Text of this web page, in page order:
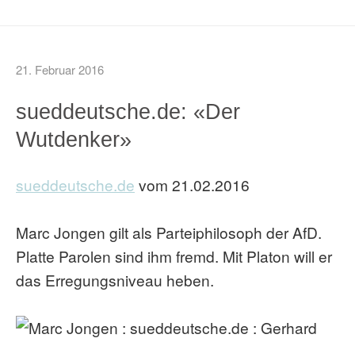
21. Februar 2016
sueddeutsche.de: «Der
Wutdenker»
sueddeutsche.de vom 21.02.2016
Marc Jongen gilt als Parteiphilosoph der AfD.
Platte Parolen sind ihm fremd. Mit Platon will er
das Erregungsniveau heben.